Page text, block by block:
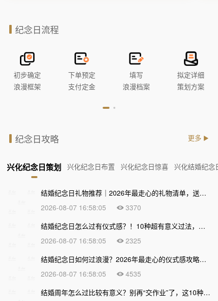
纪念日流程
初步确定
浪漫框架
下单预定
支付定金
填写
浪漫档案
拟定详细
策划方案
纪念日攻略 更多
兴化纪念日策划 兴化纪念日布置 兴化纪念日惊喜 兴化结婚纪念
结婚纪念日礼物推荐｜2026年最走心的礼物清单，送到心坎上才不算白过！
2026-08-07 16:58:05
3370
结婚纪念日怎么过有仪式感？！10种超有意义过法，让爱情越久越甜
2026-08-07 16:58:05
2325
结婚纪念日如何过浪漫？2026年最走心的仪式感攻略，让爱情越久越甜
2026-08-07 16:58:05
4535
结婚周年怎么过比较有意义？别再“交作业”了，这10种走心过法让爱情越久越浓